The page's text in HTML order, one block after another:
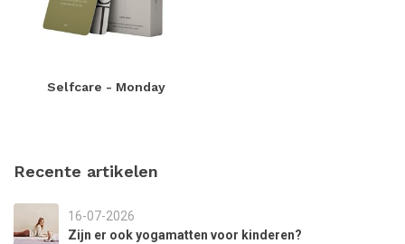
Selfcare - Monday
Recente artikelen
16-07-2026
Zijn er ook yogamatten voor kinderen?